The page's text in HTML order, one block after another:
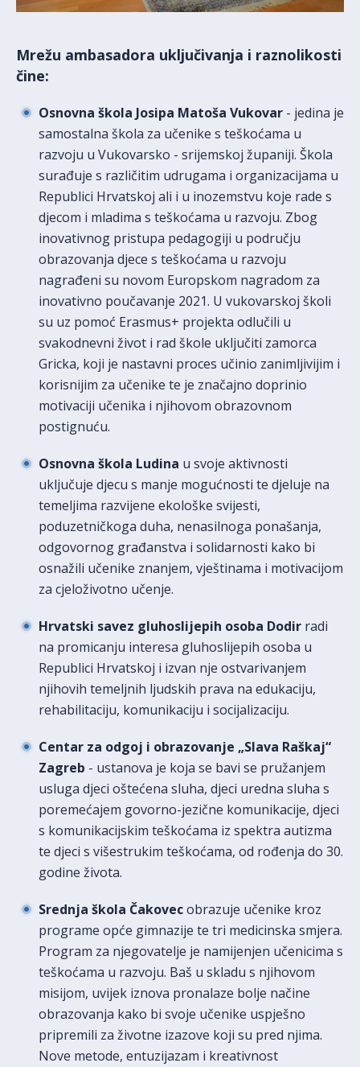
Mrežu ambasadora uključivanja i raznolikosti
čine:
Osnovna škola Josipa Matoša Vukovar - jedina je
samostalna škola za učenike s teškoćama u
razvoju u Vukovarsko - srijemskoj županiji. Škola
surađuje s različitim udrugama i organizacijama u
Republici Hrvatskoj ali i u inozemstvu koje rade s
djecom i mladima s teškoćama u razvoju. Zbog
inovativnog pristupa pedagogiji u području
obrazovanja djece s teškoćama u razvoju
nagrađeni su novom Europskom nagradom za
inovativno poučavanje 2021. U vukovarskoj školi
su uz pomoć Erasmus+ projekta odlučili u
svakodnevni život i rad škole uključiti zamorca
Gricka, koji je nastavni proces učinio zanimljivijim i
korisnijim za učenike te je značajno doprinio
motivaciji učenika i njihovom obrazovnom
postignuću.
Osnovna škola Ludina u svoje aktivnosti
uključuje djecu s manje mogućnosti te djeluje na
temeljima razvijene ekološke svijesti,
poduzetničkoga duha, nenasilnoga ponašanja,
odgovornog građanstva i solidarnosti kako bi
osnažili učenike znanjem, vještinama i motivacijom
za cjeloživotno učenje.
Hrvatski savez gluhoslijepih osoba Dodir radi
na promicanju interesa gluhoslijepih osoba u
Republici Hrvatskoj i izvan nje ostvarivanjem
njihovih temeljnih ljudskih prava na edukaciju,
rehabilitaciju, komunikaciju i socijalizaciju.
Centar za odgoj i obrazovanje „Slava Raškaj“
Zagreb - ustanova je koja se bavi se pružanjem
usluga djeci oštećena sluha, djeci uredna sluha s
poremećajem govorno-jezične komunikacije, djeci
s komunikacijskim teškoćama iz spektra autizma
te djeci s višestrukim teškoćama, od rođenja do 30.
godine života.
Srednja škola Čakovecobrazuje učenike kroz
programe opće gimnazije te tri medicinska smjera.
Program za njegovatelje je namijenjen učenicima s
teškoćama u razvoju. Baš u skladu s njihovom
misijom, uvijek iznova pronalaze bolje načine
obrazovanja kako bi svoje učenike uspješno
pripremili za životne izazove koji su pred njima.
Nove metode, entuzijazam i kreativnost